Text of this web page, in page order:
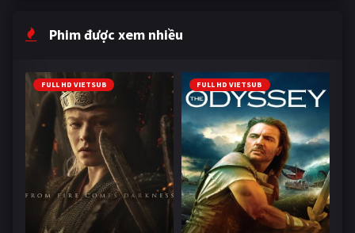
Phim được xem nhiều
FULL HD VIETSUB FULL HD VIETSUB